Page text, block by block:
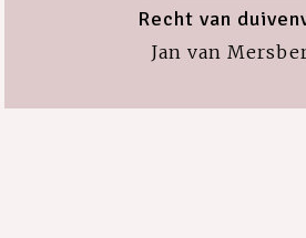
Recht van
Jan van